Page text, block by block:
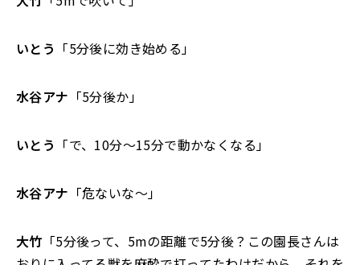
いとう 「5分後に効き始める」
水谷アナ 「5分後か」
いとう 「で、10分～15分で動かなくなる」
水谷アナ 「危ないな～」
大竹 「5分後って、5mの距離で5分後？この園長さんは